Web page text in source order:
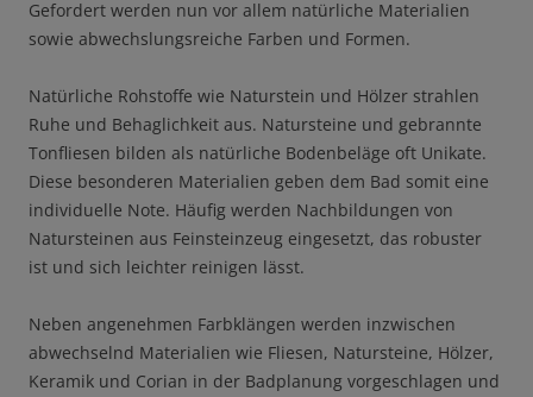
Gefordert werden nun vor allem natürliche Materialien
sowie abwechslungsreiche Farben und Formen.
Natürliche Rohstoffe wie Naturstein und Hölzer strahlen
Ruhe und Behaglichkeit aus. Natursteine und gebrannte
Tonfliesen bilden als natürliche Bodenbeläge oft Unikate.
Diese besonderen Materialien geben dem Bad somit eine
individuelle Note. Häufig werden Nachbildungen von
Natursteinen aus Feinsteinzeug eingesetzt, das robuster
ist und sich leichter reinigen lässt.
Neben angenehmen Farbklängen werden inzwischen
abwechselnd Materialien wie Fliesen, Natursteine, Hölzer,
Keramik und Corian in der Badplanung vorgeschlagen und